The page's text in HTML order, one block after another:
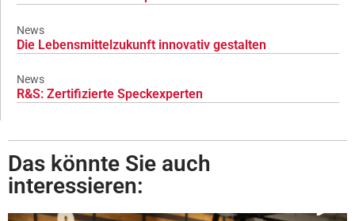
News
Die Lebensmittelzukunft innovativ gestalten
News
R&S: Zertifizierte Speckexperten
Das könnte Sie auch
interessieren: